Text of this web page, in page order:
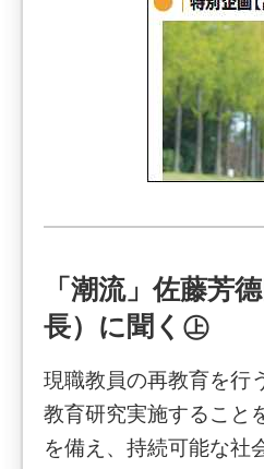
「潮流」佐藤芳
長）に聞く㊤
現職教員の再教育を行
教育研究実施すること
を備え、持続可能な社